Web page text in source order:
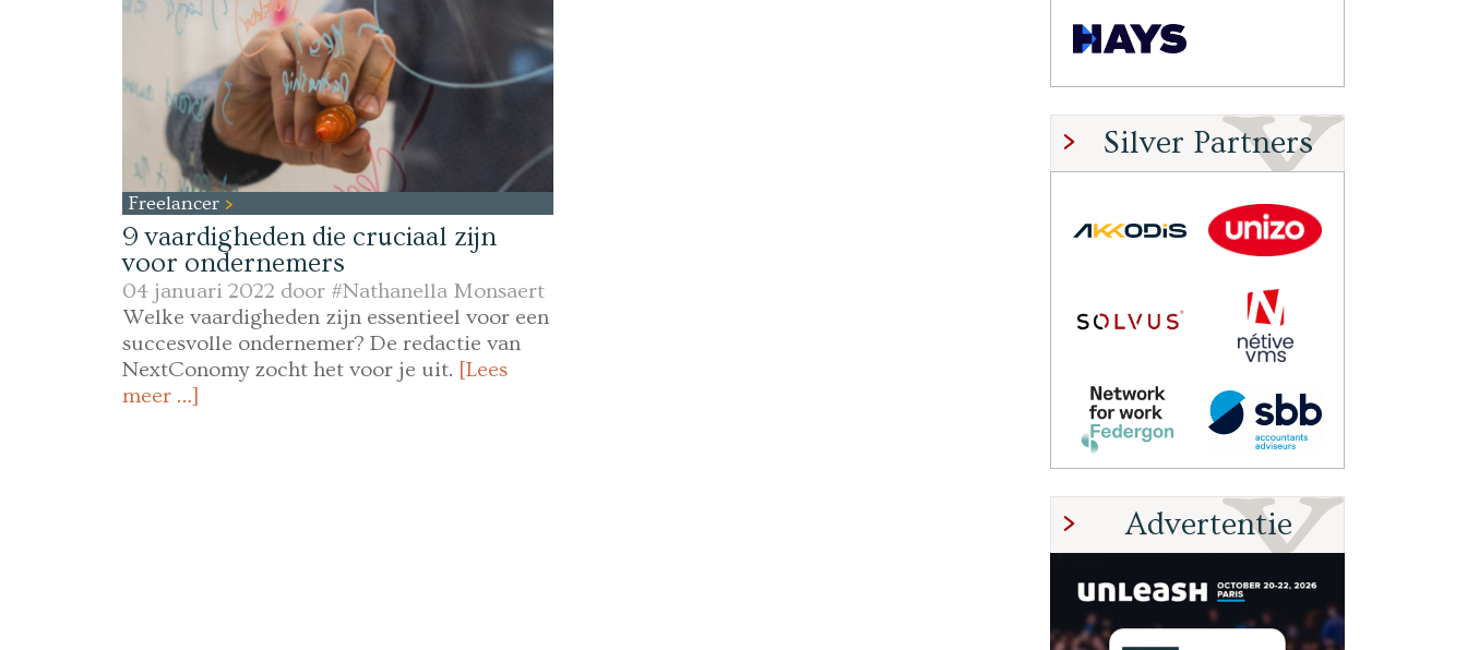
Freelancer
9 vaardigheden die cruciaal zijn
voor ondernemers
04 januari 2022 door #Nathanella Monsaert
Welke vaardigheden zijn essentieel voor een
succesvolle ondernemer? De redactie van
NextConomy zocht het voor je uit. [Lees
meer …]
Silver Partners
Advertentie